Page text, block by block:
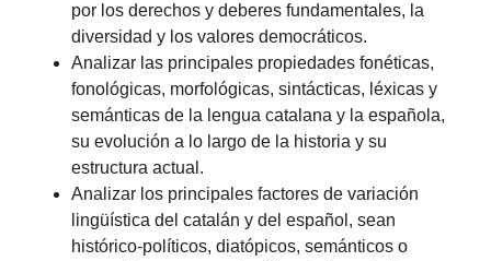
por los derechos y deberes fundamentales, la
diversidad y los valores democráticos.
Analizar las principales propiedades fonéticas,
fonológicas, morfológicas, sintácticas, léxicas y
semánticas de la lengua catalana y la española,
su evolución a lo largo de la historia y su
estructura actual.
Analizar los principales factores de variación
lingüística del catalán y del español, sean
histórico-políticos, diatópicos, semánticos o